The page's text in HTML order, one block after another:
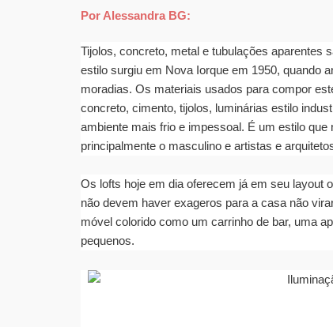
Por Alessandra BG:
Tijolos, concreto, metal e tubulações aparentes
estilo surgiu em Nova Iorque em 1950, quando
moradias. Os materiais usados para compor
concreto, cimento, tijolos, luminárias estilo
ambiente mais frio e impessoal. É um estilo
principalmente o masculino e artistas e
Os lofts hoje em dia oferecem já em seu layout
não devem haver exageros para a casa não
móvel colorido como um carrinho de bar, uma
pequenos.